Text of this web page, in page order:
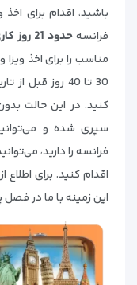
باشید، اقدام برای
فرانسهحدود 21 روز کاری
مناسب را برای اخذ
30 تا 40 روز
کنید. در این حالت
سپری شده و
اقدام کنید. برای اطلاع از
این زمینه با ما در